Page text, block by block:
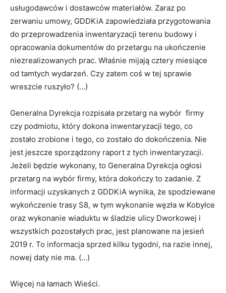
usługodawców i dostawców materiałów. Zaraz po
zerwaniu umowy, GDDKiA zapowiedziała przygotowania
do przeprowadzenia inwentaryzacji terenu budowy i
opracowania dokumentów do przetargu na ukończenie
niezrealizowanych prac. Właśnie mijają cztery miesiące
od tamtych wydarzeń. Czy zatem coś w tej sprawie
wreszcie ruszyło? (…)
Generalna Dyrekcja rozpisała przetarg na wybór firmy
czy podmiotu, który dokona inwentaryzacji tego, co
zostało zrobione i tego, co zostało do dokończenia. Nie
jest jeszcze sporządzony raport z tych inwentaryzacji.
Jeżeli będzie wykonany, to Generalna Dyrekcja ogłosi
przetarg na wybór firmy, która dokończy to zadanie. Z
informacji uzyskanych z GDDKiA wynika, że spodziewane
wykończenie trasy S8, w tym wykonanie węzła w Kobyłce
oraz wykonanie wiaduktu w śladzie ulicy Dworkowej i
wszystkich pozostałych prac, jest planowane na jesień
2019 r. To informacja sprzed kilku tygodni, na razie innej,
nowej daty nie ma. (…)
Więcej na łamach Wieści.